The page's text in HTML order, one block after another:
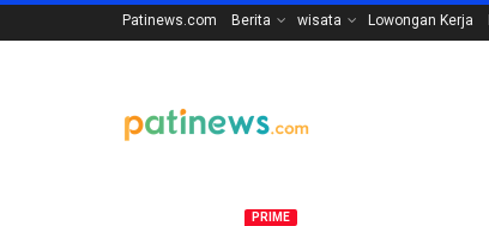
Patinews.com Berita wisata Lowongan Kerja
PRIME